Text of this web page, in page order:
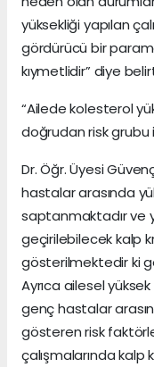
yüksekliği yapılan
gördürücü bir
kıymetlidir” diye
“Ailede kolesterol
doğrudan risk grubu
Dr. Öğr. Üyesi
hastalar arasında
saptanmaktadır ve
geçirilebilecek kalp
gösterilmektedir ki
Ayrıca ailesel
genç hastalar
gösteren risk
çalışmalarında kalp